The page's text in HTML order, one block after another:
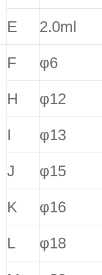
E 2.0ml
F φ6
H φ12
I φ13
J φ15
K φ16
L φ18